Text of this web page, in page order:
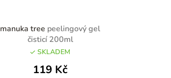
manuka tree peelingový gel
čisticí 200ml
SKLADEM
119 Kč